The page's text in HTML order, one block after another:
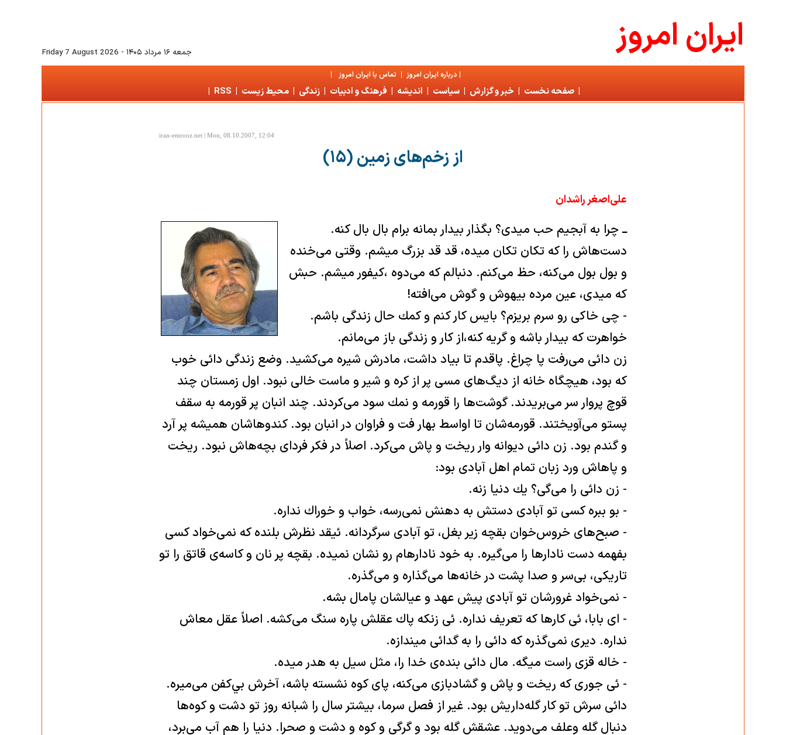
جمعه ۱۶ مرداد ۱۴۰۵ -
Friday 7 August 2026 ايران امروز
|درباره ايران امروز | تماس با ايران امروز |
| صفحه نخست | خبر و گزارش | سياست | انديشه | فرهنگ و ادبيات | زندگی | محیط زیست |
RSS
|
iran-emrooz.net | Mon, 08.10.2007, 12:04
از زخم‌های زمین (۱۵)
علی‌اصغر راشدان
ــ چرا به آبجیم حب ميدی؟ بگذار بيدار بمانه برام بال بال كنه.
دست‌هاش را كه تكان تكان ميده، قد قد بزرگ ميشم. وقتی می‌خنده
و بول بول می‌كنه، حظ می‌كنم. دنبالم كه می‌دوه ،كيفور ميشم. حبش
که ميدی، عين مرده بيهوش و گوش می‌افته!
- چی خاكی رو سرم بريزم؟ بايس كار كنم و كمك حال زندگی باشم.
خواهرت كه بيدار باشه و گريه كنه،از كار و زندگی باز می‌مانم.
زن دائی می‌رفت پا چراغ. پاقدم تا بياد داشت، مادرش شيره می‌كشيد. وضع زندگی دائی خوب
که بود، هيچگاه خانه از ديگ‌های مسی پر از كره و شير و ماست خالی نبود. اول زمستان چند
قوچ پروار سر می‌بريدند. گوشت‌ها را قورمه و نمك سود می‌كردند. چند انبان پر قورمه به سقف
پستو می‌آويختند. قورمه‌شان تا اواسط بهار فت و فراوان در انبان بود. كندوهاشان هميشه پر آرد
و گندم بود. زن دائی ديوانه ‌وار ريخت و پاش می‌كرد. اصلاً در فكر فردای بچه‌هاش نبود. ريخت
و پاهاش ورد زبان تمام اهل آبادی بود:
- زن دائی را می‌گی؟ يك دنيا زنه.
- بو ببره كسی تو آبادی دستش به دهنش نمی‌رسه، خواب و خوراك نداره.
- صبح‌های خروس‌خوان بقچه زير بغل، تو آبادی سرگردانه. ئيقد نظرش بلنده كه نمی‌خواد كسی
بفهمه دست نادارها را می‌گيره. به خود نادارهام رو نشان نميده. بقچه پر نان و كاسه‌ی قاتق را تو
تاريكی، بی‌سر و صدا پشت در خانه‌‌ها می‌گذاره و می‌گذره.
- نمی‌خواد غرورشان تو آبادی پيش عهد و عيالشان پامال بشه.
- ‌ای بابا، ئی كارها كه تعريف نداره. ئی زنكه پاك عقلش پاره سنگ می‌كشه. اصلاً عقل معاش
نداره. ديری نمی‌گذره که دائی را به گدائی ميندازه.
- خاله قزی راست ميگه. مال دائی بنده‌ی خدا را، مثل سيل به هدر ميده.
- ئی جوری كه ريخت و پاش و گشادبازی می‌كنه، پای كوه نشسته باشه، آخرش بي‌كفن می‌ميره.
دائی سرش تو كار گله‌داريش بود. غير از فصل سرما، بيشتر سال را شبانه روز تو دشت و كوه‌ها
دنبال گله وعلف می‌دويد. عشقش گله بود و گرگی و كوه و دشت و صحرا. دنيا را هم آب می‌برد،